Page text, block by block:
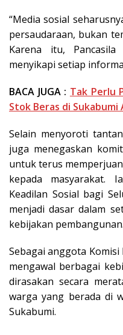
“Media sosial
persaudaraan, bukan
Karena itu,
menyikapi setiap
BACA JUGA : Tak Perlu
Stok Beras di Sukabumi
Selain menyoroti
juga menegaskan
untuk terus
kepada masyarakat.
Keadilan Sosial bagi
menjadi dasar dalam
kebijakan pembangunan.
Sebagai anggota
mengawal berbagai
dirasakan secara
warga yang berada di
Sukabumi.